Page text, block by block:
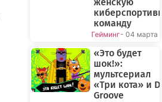
команду
Гейминг- 04 марта
«Это будет
шок!»:
мультсериал
«Три кота» и
Groove